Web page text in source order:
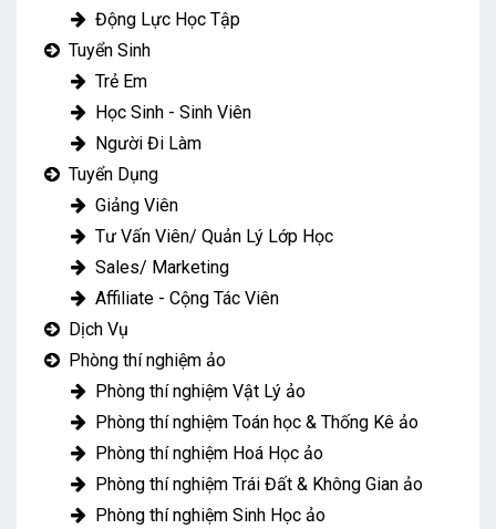
Động Lực Học Tập
Tuyển Sinh
Trẻ Em
Học Sinh - Sinh Viên
Người Đi Làm
Tuyển Dụng
Giảng Viên
Tư Vấn Viên/ Quản Lý Lớp Học
Sales/ Marketing
Affiliate - Cộng Tác Viên
Dịch Vụ
Phòng thí nghiệm ảo
Phòng thí nghiệm Vật Lý ảo
Phòng thí nghiệm Toán học & Thống Kê ảo
Phòng thí nghiệm Hoá Học ảo
Phòng thí nghiệm Trái Đất & Không Gian ảo
Phòng thí nghiệm Sinh Học ảo